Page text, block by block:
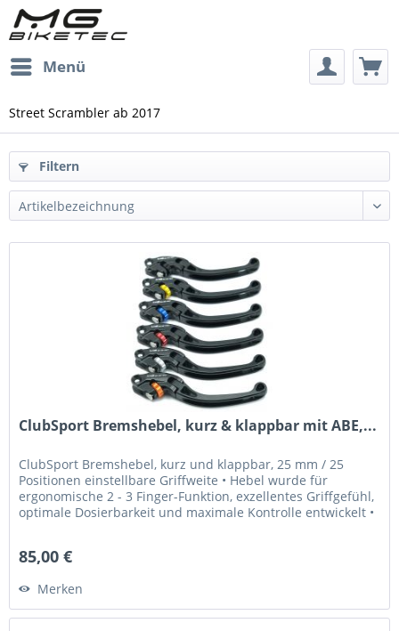
Menü
Street Scrambler ab 2017
Filtern
ClubSport Bremshebel, kurz & klappbar mit ABE,...
ClubSport Bremshebel, kurz und klappbar, 25 mm / 25
Positionen einstellbare Griffweite • Hebel wurde für
ergonomische 2 - 3 Finger-Funktion, exzellentes Griffgefühl,
optimale Dosierbarkeit und maximale Kontrolle entwickelt •
85,00 €
Merken